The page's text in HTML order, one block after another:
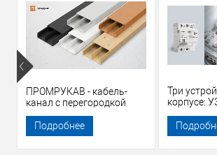
ПРОМРУКАВ - кабель-
канал с перегородкой
Подробнее
Три
корпусе: